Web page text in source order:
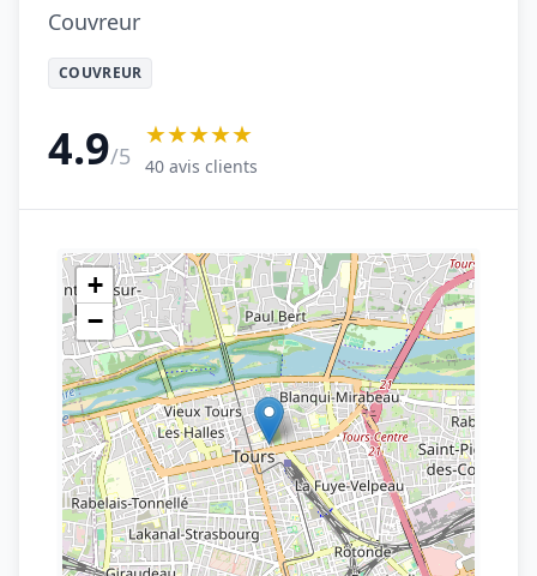
Couvreur
COUVREUR
4.9/5
★★★★★
40 avis clients
+
−